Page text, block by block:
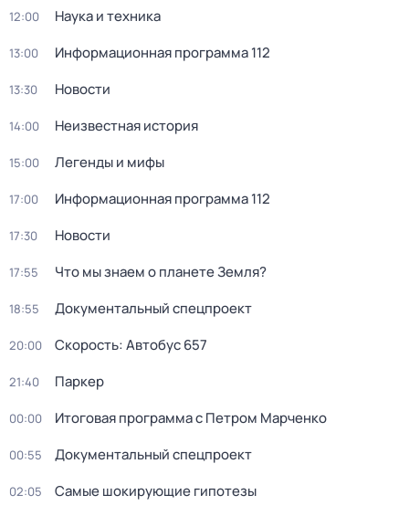
12:00 Hаука и теxника
13:00 Информационная программа 112
13:30 Новости
14:00 Неизвестная история
15:00 Легенды и мифы
17:00 Информационная программа 112
17:30 Новости
17:55 Что мы знаем о планете Земля?
18:55 Документальный спецпроект
20:00 Скорость: Автобус 657
21:40 Пapкер
00:00 Итоговая программа с Петром Марченко
00:55 Документальный спецпроект
02:05 Самые шoкиpующие гипотезы